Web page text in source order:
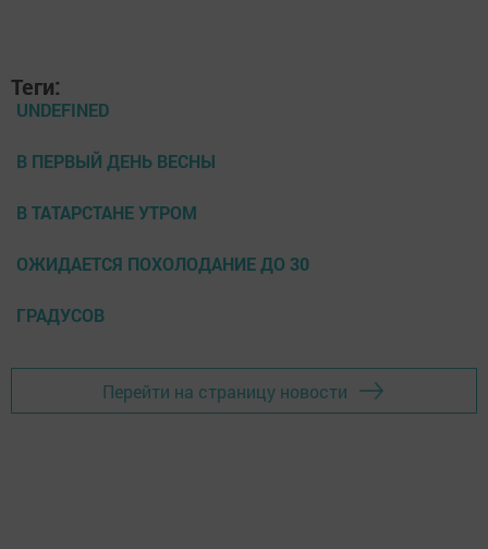
Теги:
UNDEFINED
В ПЕРВЫЙ ДЕНЬ ВЕСНЫ
В ТАТАРСТАНЕ УТРОМ
ОЖИДАЕТСЯ ПОХОЛОДАНИЕ ДО 30
ГРАДУСОВ
Перейти на страницу новости